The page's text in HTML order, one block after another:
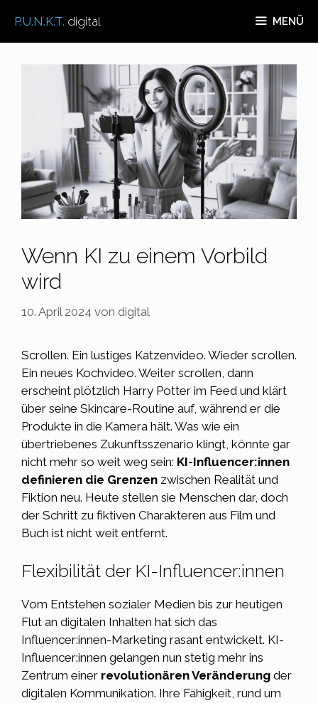
Inhalt
springen
P.U.N.K.T. digital MENÜ
Wenn KI zu einem Vorbild
wird
10. April 2024 von digital
Scrollen. Ein lustiges Katzenvideo. Wieder scrollen.
Ein neues Kochvideo. Weiter scrollen, dann
erscheint plötzlich Harry Potter im Feed und klärt
über seine Skincare-Routine auf, während er die
Produkte in die Kamera hält. Was wie ein
übertriebenes Zukunftsszenario klingt, könnte gar
nicht mehr so weit weg sein: KI-Influencer:innen
definieren die Grenzen zwischen Realität und
Fiktion neu. Heute stellen sie Menschen dar, doch
der Schritt zu fiktiven Charakteren aus Film und
Buch ist nicht weit entfernt.
Flexibilität der KI-Influencer:innen
Vom Entstehen sozialer Medien bis zur heutigen
Flut an digitalen Inhalten hat sich das
Influencer:innen-Marketing rasant entwickelt. KI-
Influencer:innen gelangen nun stetig mehr ins
Zentrum einer revolutionären Veränderung der
digitalen Kommunikation. Ihre Fähigkeit, rund um